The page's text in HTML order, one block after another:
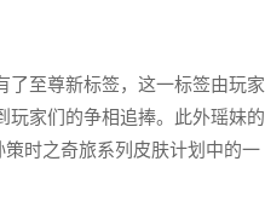
了至尊新标签，这一标签由玩家
玩家们的争相追捧。此外瑶妹的
时之奇旅系列皮肤计划中的一